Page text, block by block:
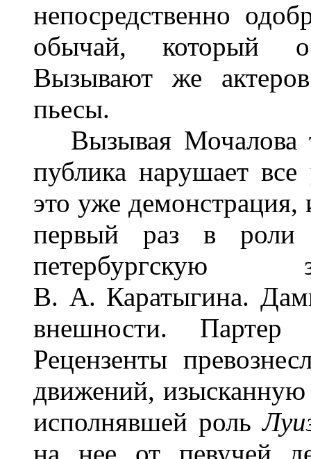
непосредственно
обычай, который
Вызывают же
пьесы.
Вызывая Мочалова
публика нарушает
это уже
первый раз в
петербургскую
В. А. Каратыгина.
внешности. Партер
Рецензенты
движений,
исполнявшей роль